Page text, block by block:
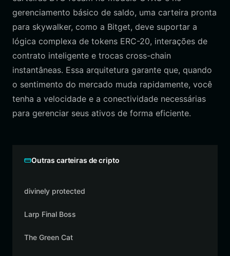
gerenciamento básico de saldo, uma carteira pronta
para skywalker, como a Bitget, deve suportar a
lógica complexa de tokens ERC-20, interações de
contrato inteligente e trocas cross-chain
instantâneas. Essa arquitetura garante que, quando
o sentimento do mercado muda rapidamente, você
tenha a velocidade e a conectividade necessárias
para gerenciar seus ativos de forma eficiente.
Outras carteiras de cripto
divinely protected
Larp Final Boss
The Green Cat